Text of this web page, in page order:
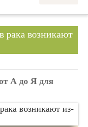
рака возникают
А до Я для